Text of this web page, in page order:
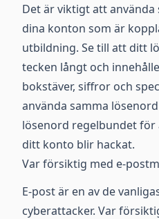
Det är viktigt att
dina konton som är
utbildning. Se till att ditt
tecken långt och
bokstäver, siffror och
använda samma
lösenord regelbundet
ditt konto blir hackat.
Var försiktig med e-
E-post är en av de
cyberattacker. Var